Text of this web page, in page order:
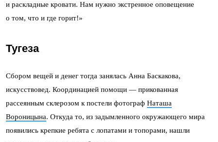
и раскладные кровати. Нам нужно экстренное оповещение
о том, что и где горит!»
Тугеза
Сбором вещей и денег тогда занялась Анна Баскакова,
искусствовед. Координацией помощи — прикованная
рассеянным склерозом к постели фотограф Наташа
Вороницына. Откуда то, из задымленного окружающего мира
появились крепкие ребята с лопатами и топорами, нашли